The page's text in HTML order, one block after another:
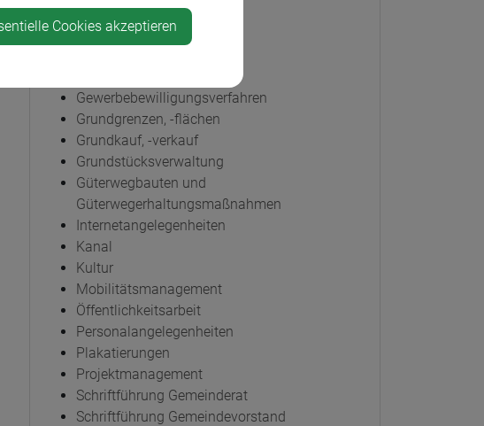
Gemeindewebseite
Gemeindezeitung
Gewerbebewilligungsverfahren
Grundgrenzen, -flächen
Grundkauf, -verkauf
Grundstücksverwaltung
Güterwegbauten und
Güterwegerhaltungsmaßnahmen
Internetangelegenheiten
Kanal
Kultur
Mobilitätsmanagement
Öffentlichkeitsarbeit
Personalangelegenheiten
Plakatierungen
Projektmanagement
Schriftführung Gemeinderat
Schriftführung Gemeindevorstand
Cookies akzeptieren